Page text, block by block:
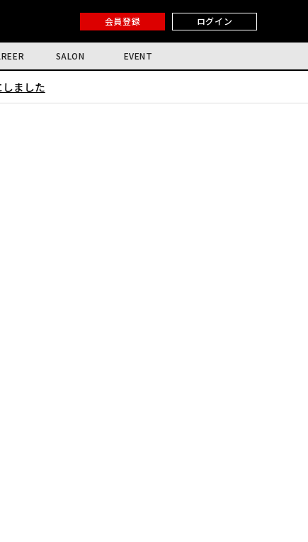
会員登録 ログイン
SALON EVENT
ました